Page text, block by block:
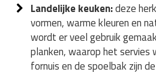
Landelijke keuken:deze
vormen, warme kleuren en
wordt er veel gebruik
planken, waarop het
fornuis en de spoelbak zijn